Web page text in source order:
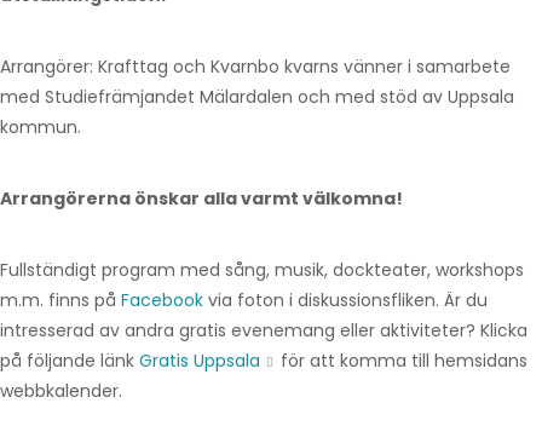
Arrangörer: Krafttag och Kvarnbo kvarns vänner i samarbete
med Studiefrämjandet Mälardalen och med stöd av Uppsala
kommun.
Arrangörerna önskar alla varmt välkomna!
Fullständigt program med sång, musik, dockteater, workshops
m.m. finns på Facebook via foton i diskussionsfliken. Är du
intresserad av andra gratis evenemang eller aktiviteter? Klicka
på följande länk Gratis Uppsala
för att komma till hemsidans
webbkalender.